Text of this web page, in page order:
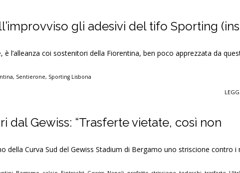
gli adesivi del tifo Sporting
l’alleanza coi sostenitori della Fiorentina, ben poco apprezzata da
, Sentierone, Sporting Lisbona
dal Gewiss: “Trasferte vietate, così non
della Curva Sud del Gewiss Stadium di Bergamo uno striscione contro i